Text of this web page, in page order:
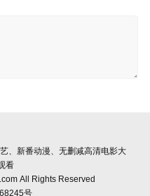
、新番动漫、无删减高清电影大
看
All Rights Reserved
号